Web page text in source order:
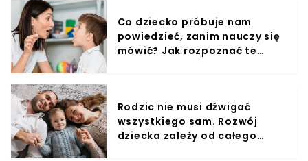
Co dziecko próbuje nam
powiedzieć, zanim nauczy się
mówić? Jak rozpoznać te
Rodzic nie musi dźwigać
wszystkiego sam. Rozwój
dziecka zależy od całego